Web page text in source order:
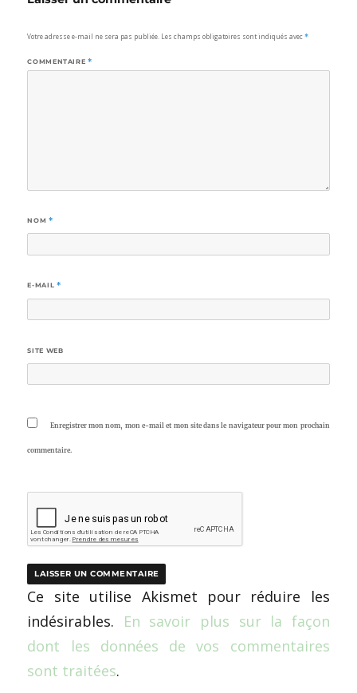
Votre adresse e-mail ne sera pas publiée. Les champs obligatoires sont indiqués avec*
COMMENTAIRE *
NOM *
E-MAIL *
SITE WEB
Enregistrer mon nom, mon e-mail et mon site dans le navigateur pour mon prochain
commentaire.
Ce site utilise Akismet pour réduire les
indésirables. En savoir plus sur la façon
dont les données de vos commentaires
sont traitées.